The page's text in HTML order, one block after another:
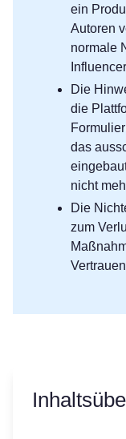
ein
Autoren
normale
Die
die
das
nicht
Die
zum